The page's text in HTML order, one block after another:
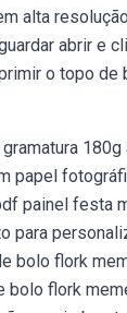
alta
abrir e
o topo de
180g
papel
painel festa
para
bolo flork
bolo flork